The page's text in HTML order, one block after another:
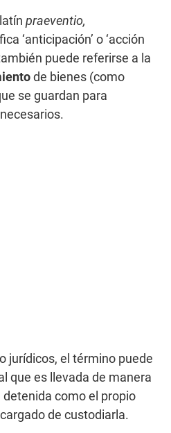
praeventio,
‘anticipación’ o ‘acción
puede referirse a la
de bienes (como
se guardan para
jurídicos, el término puede
que es llevada de manera
como el propio
de custodiarla.